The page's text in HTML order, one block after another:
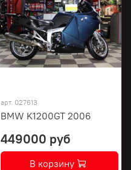
арт. 027613
BMW K1200GT 2006
449000 руб
В корзину